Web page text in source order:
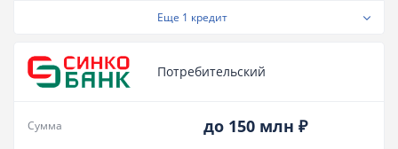
Еще 1 кредит
Потребительский
до 150 млн ₽
Сумма